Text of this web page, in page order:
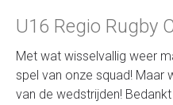
U16 Regio Rugby
Met wat wisselvallig weer
spel van onze squad! Maar
van de wedstrijden!